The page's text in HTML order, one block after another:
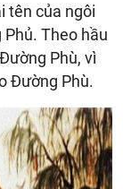
tên của ngôi
Theo hầu
Phù, vì
Đường Phù.